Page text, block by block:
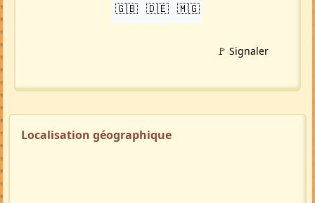
🇬🇧 🇩🇪 🇲🇬
🚩 Signaler
Localisation géographique